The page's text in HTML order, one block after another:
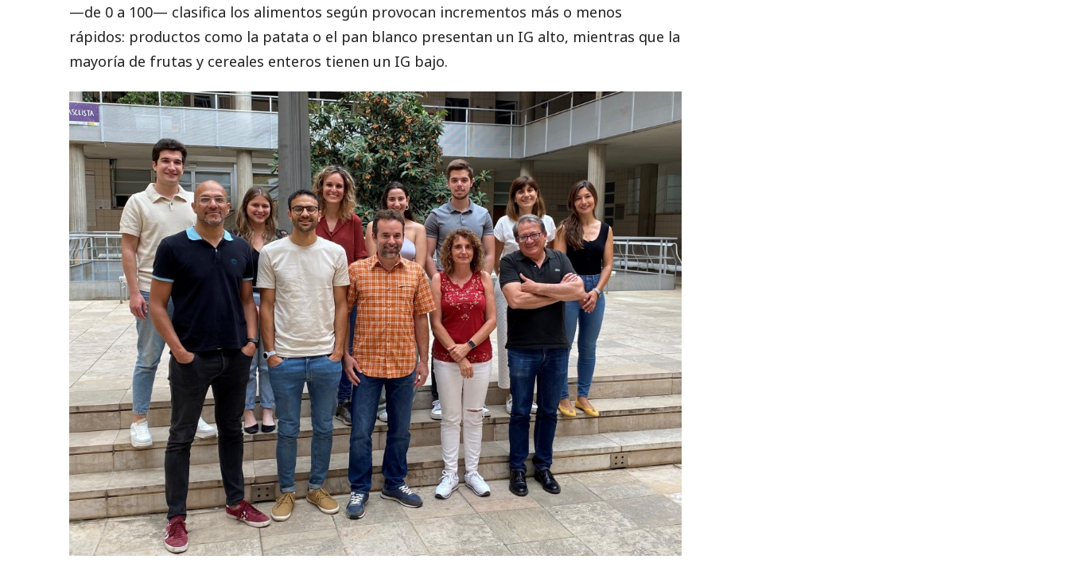
—de 0 a 100— clasifica los alimentos según provocan incrementos más o menos
rápidos: productos como la patata o el pan blanco presentan un IG alto, mientras que la
mayoría de frutas y cereales enteros tienen un IG bajo.